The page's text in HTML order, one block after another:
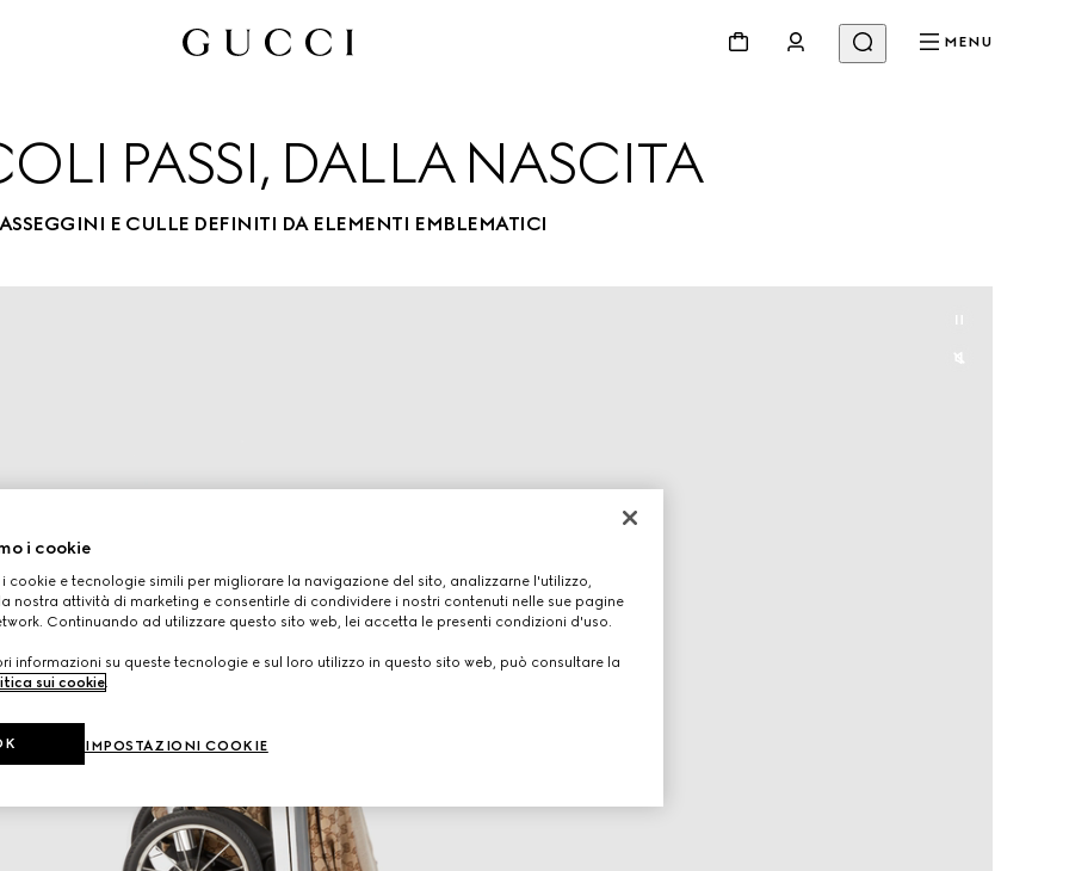
MENU
PASSI, DALLA NASCITA
E CULLE DEFINITI DA ELEMENTI EMBLEMATICI
i cookie
i cookie e tecnologie simili per migliorare la navigazione del sito, analizzarne l'utilizzo,
nostra attività di marketing e consentirle di condividere i nostri contenuti nelle sue pagine
Continuando ad utilizzare questo sito web, lei accetta le presenti condizioni d'uso.
informazioni su queste tecnologie e sul loro utilizzo in questo sito web, può consultare la
sui cookie.
IMPOSTAZIONI COOKIE